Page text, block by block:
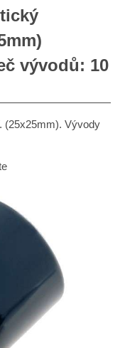
vývodů: 10
(25x25mm). Vývody